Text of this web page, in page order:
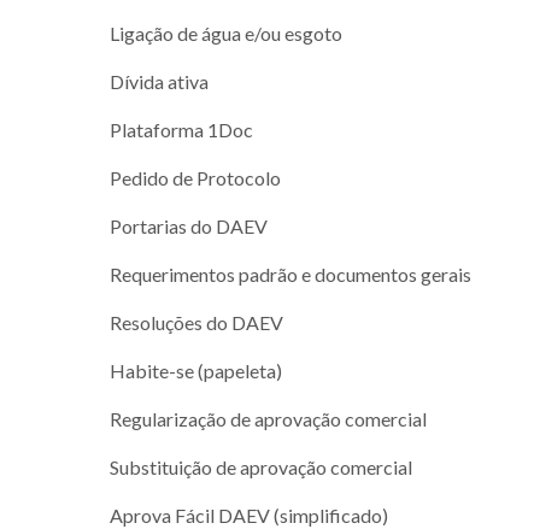
Ligação de água e/ou esgoto
Dívida ativa
Plataforma 1Doc
Pedido de Protocolo
Portarias do DAEV
Requerimentos padrão e documentos gerais
Resoluções do DAEV
Habite-se (papeleta)
Regularização de aprovação comercial
Substituição de aprovação comercial
Aprova Fácil DAEV (simplificado)